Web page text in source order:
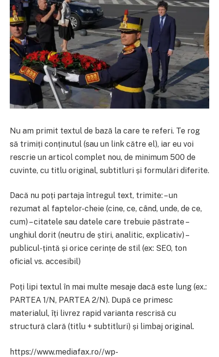
Nu am primit textul de bază la care te referi. Te rog
să trimiți conținutul (sau un link către el), iar eu voi
rescrie un articol complet nou, de minimum 500 de
cuvinte, cu titlu original, subtitluri și formulări diferite.
Dacă nu poți partaja întregul text, trimite: – un
rezumat al faptelor-cheie (cine, ce, când, unde, de ce,
cum) – citatele sau datele care trebuie păstrate –
unghiul dorit (neutru de știri, analitic, explicativ) –
publicul-țintă și orice cerințe de stil (ex: SEO, ton
oficial vs. accesibil)
Poți lipi textul în mai multe mesaje dacă este lung (ex.:
PARTEA 1/N, PARTEA 2/N). După ce primesc
materialul, îți livrez rapid varianta rescrisă cu
structură clară (titlu + subtitluri) și limbaj original.
https://www.mediafax.ro//wp-